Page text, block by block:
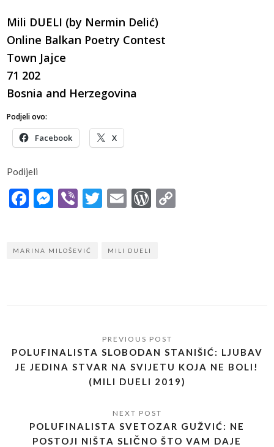
Mili DUELI (by Nermin Delić)
Online Balkan Poetry Contest
Town Jajce
71 202
Bosnia and Herzegovina
Podjeli ovo:
Facebook X
Podijeli
Facebook
Messenger
ViberTwitter
EmailWordPress
MARINA MILOŠEVIĆ MILI DUELI
POLUFINALISTA SLOBODAN STANIŠIĆ: LJUBAV
JE JEDINA STVAR NA SVIJETU KOJA NE BOLI!
(MILI DUELI 2019)
POLUFINALISTA SVETOZAR GUŽVIĆ: NE
POSTOJI NIŠTA SLIČNO ŠTO VAM DAJE